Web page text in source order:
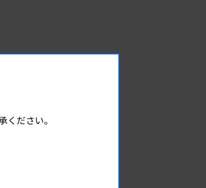
ださい。